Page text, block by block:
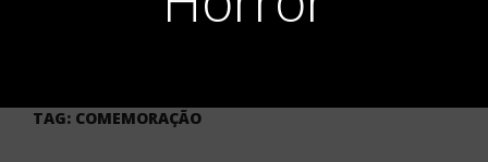
TAG: COMEMORAÇÃO